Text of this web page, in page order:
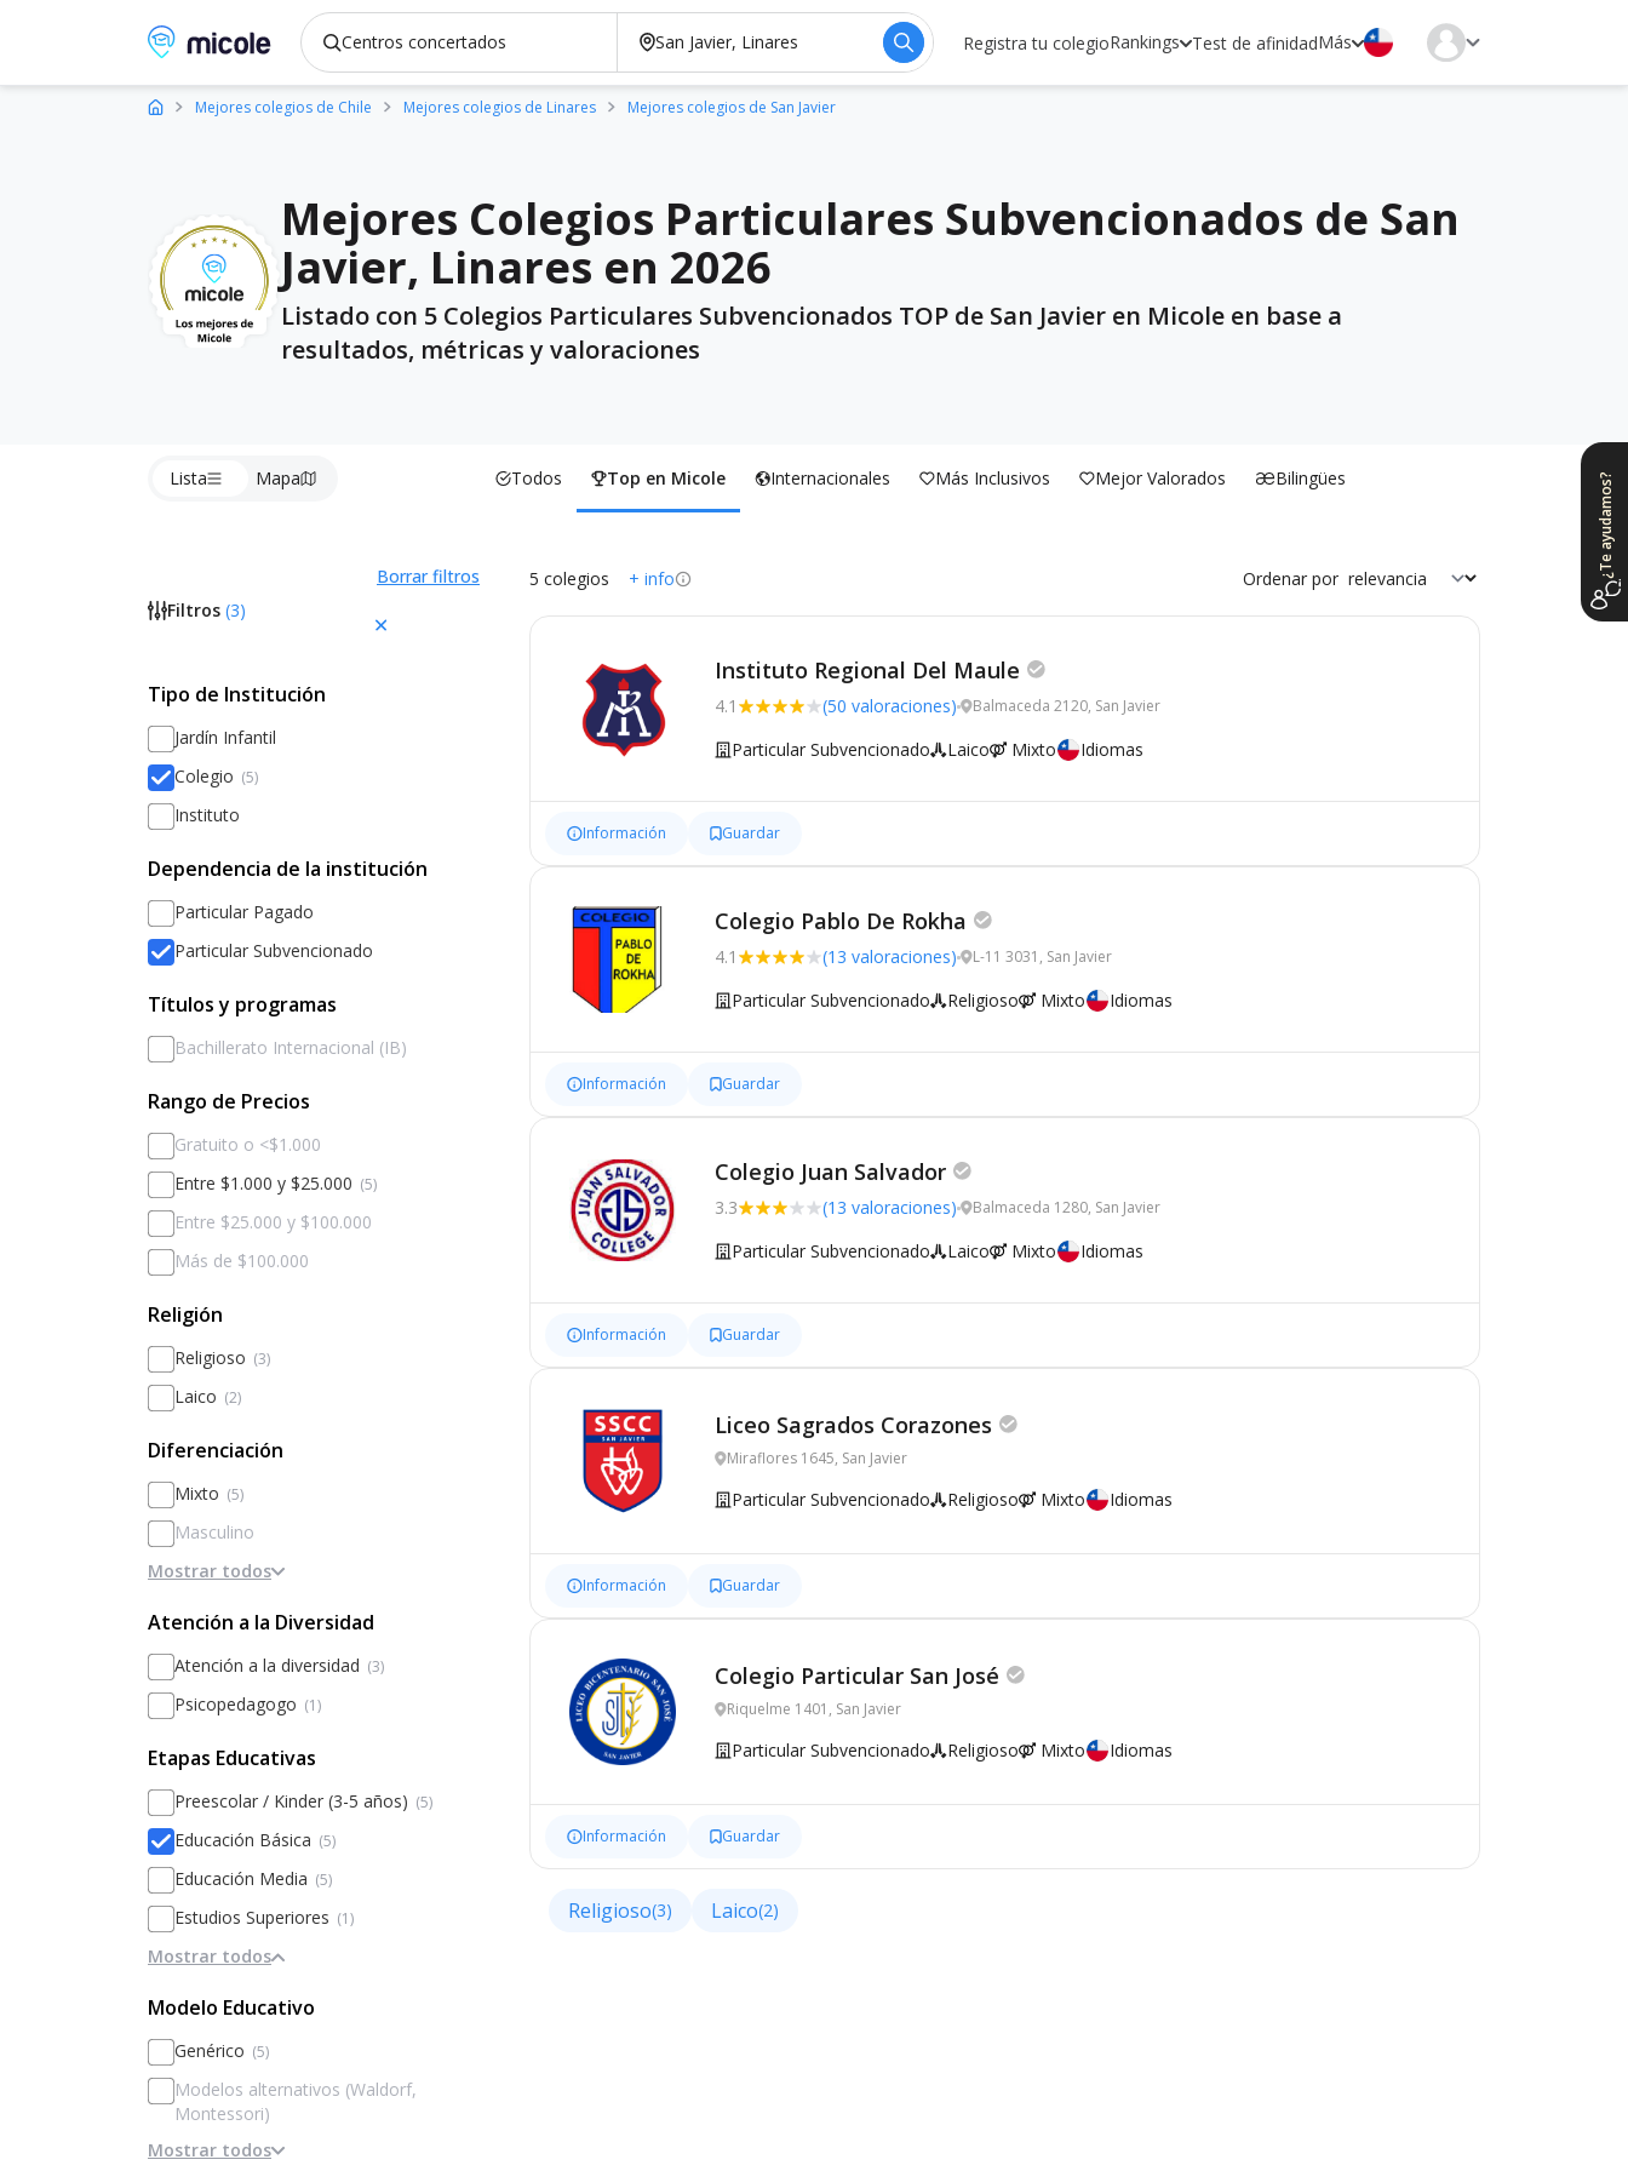
Micole, buscador de colegios Registra tu colegioRankings Test de afinidadMás
Mejores colegios de Chile Mejores colegios de Linares Mejores colegios de San Javier
Mejores Colegios Particulares Subvencionados de San
Javier, Linares en 2026
Listado con 5 Colegios Particulares Subvencionados TOP de San Javier en Micole en base a
resultados, métricas y valoraciones
Lista Mapa Todos Top en Micole Internacionales Más Inclusivos Mejor Valorados Bilingües
Filtros (3)
Borrar filtros
Tipo de Institución
Jardín Infantil
Colegio (5)
Instituto
Dependencia de la institución
Particular Pagado
Particular Subvencionado
Títulos y programas
Bachillerato Internacional (IB)
Rango de Precios
Gratuito o <$1.000
Entre $1.000 y $25.000 (5)
Entre $25.000 y $100.000
Más de $100.000
Religión
Religioso (3)
Laico (2)
Diferenciación
Mixto (5)
Masculino
Femenino
Diferenciado por sexos
Mostrar todos
Atención a la Diversidad
Atención a la diversidad (3)
Psicopedagogo (1)
Etapas Educativas
Preescolar / Kinder (3-5 años) (5)
Educación Básica (5)
Educación Media (5)
Estudios Superiores (1)
Mostrar todos
Modelo Educativo
Genérico (5)
Modelos alternativos (Waldorf,
Montessori)
Basado en la disciplina / internados
Mostrar todos
5 colegios + info Ordenar por
Instituto Regional Del Maule
4.1 (50 valoraciones) Balmaceda 2120, San Javier
Particular Subvencionado Laico Mixto Idiomas
Información Guardar
Colegio Pablo De Rokha
4.1 (13 valoraciones) L-11 3031, San Javier
Particular Subvencionado Religioso Mixto Idiomas
Información Guardar
Colegio Juan Salvador
3.3 (13 valoraciones) Balmaceda 1280, San Javier
Particular Subvencionado Laico Mixto Idiomas
Información Guardar
Liceo Sagrados Corazones
Miraflores 1645, San Javier
Particular Subvencionado Religioso Mixto Idiomas
Información Guardar
Colegio Particular San José
Riquelme 1401, San Javier
Particular Subvencionado Religioso Mixto Idiomas
Información Guardar
Religioso(3) Laico(2)
¿Te ayudamos?